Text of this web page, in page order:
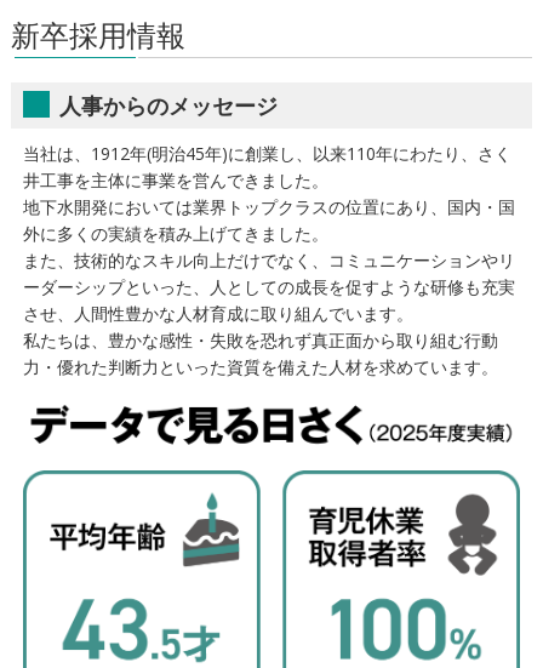
新卒採用情報
人事からのメッセージ
当社は、1912年(明治45年)に創業し、以来110年にわたり、さく
井工事を主体に事業を営んできました。
地下水開発においては業界トップクラスの位置にあり、国内・国
外に多くの実績を積み上げてきました。
また、技術的なスキル向上だけでなく、コミュニケーションやリ
ーダーシップといった、人としての成長を促すような研修も充実
させ、人間性豊かな人材育成に取り組んでいます。
私たちは、豊かな感性・失敗を恐れず真正面から取り組む行動
力・優れた判断力といった資質を備えた人材を求めています。